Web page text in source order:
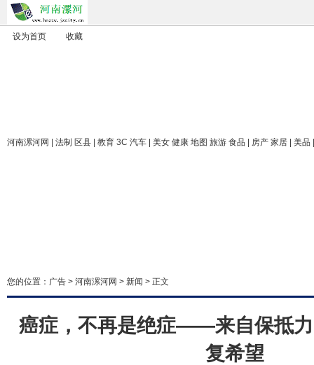
设为首页 收藏
河南漯河网 | 法制 区县 | 教育 3C 汽车 | 美女 健康 地图 旅游 食品 | 房产 家居 | 美品
您的位置： 广告 > 河南漯河网 > 新闻 > 正文
癌症，不再是绝症——来自保抵
复希望